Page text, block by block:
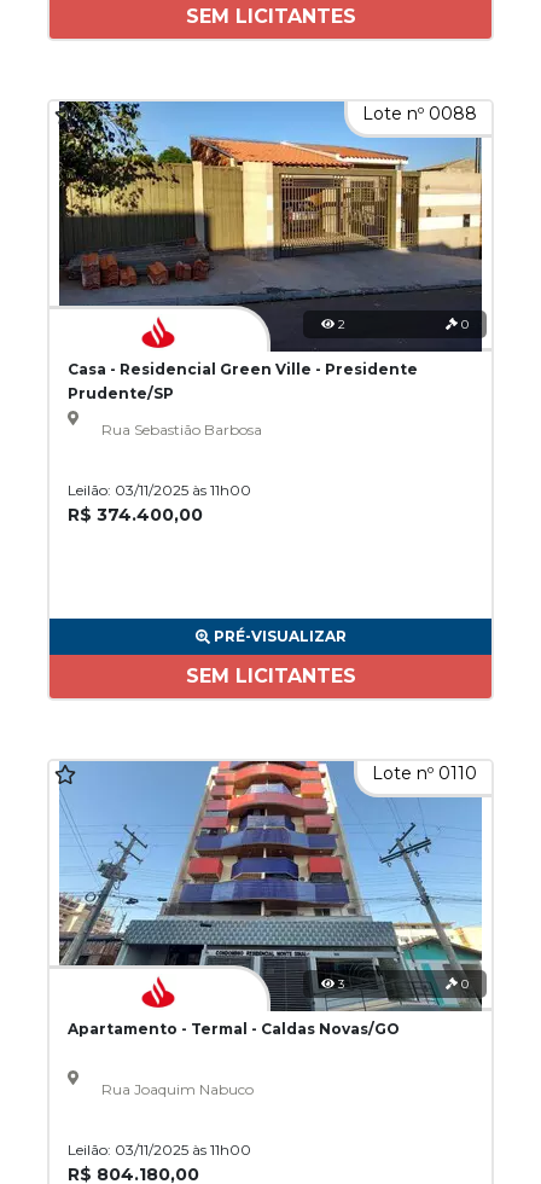
SEM LICITANTES
Lote nº 0088
2 0
Casa - Residencial Green Ville - Presidente
Prudente/SP
Rua Sebastião Barbosa
Leilão: 03/11/2025 às 11h00
R$ 374.400,00
PRÉ-VISUALIZAR
SEM LICITANTES
Lote nº 0110
3 0
Apartamento - Termal - Caldas Novas/GO
Rua Joaquim Nabuco
Leilão: 03/11/2025 às 11h00
R$ 804.180,00